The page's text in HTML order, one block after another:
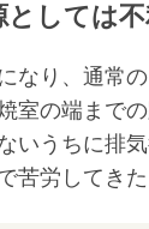
しては
り、通常
室の端まで
いうちに排
苦労してきた